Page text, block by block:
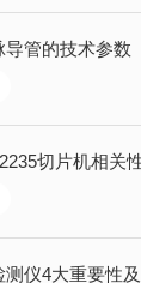
导管的技术参数
切片机相关
仪4大重要性